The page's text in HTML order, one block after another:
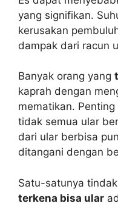
yang signifikan.
kerusakan
dampak dari racun
Banyak orang yang
kaprah dengan
mematikan.
tidak semua ular
dari ular berbisa
ditangani dengan
Satu-satunya
terkena bisa ular